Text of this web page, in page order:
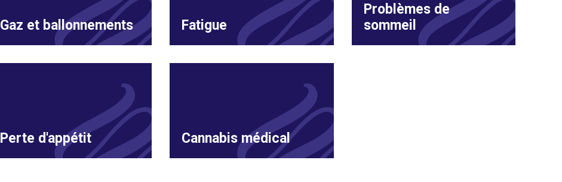
Gaz et ballonnements Fatigue
Problèmes de
sommeil
Perte d'appétit Cannabis médical